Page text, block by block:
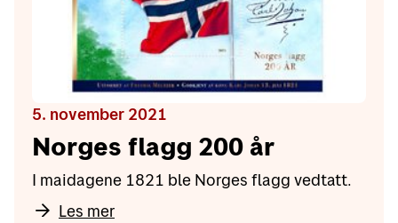
5. november 2021
Norges flagg 200 år
I maidagene 1821 ble Norges flagg vedtatt.
Les mer